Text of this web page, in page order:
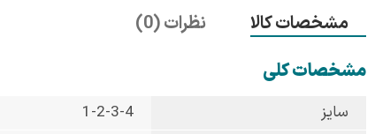
مشخصات کالا
نظرات (0)
مشخصات کلی
سایز 1-2-3-4